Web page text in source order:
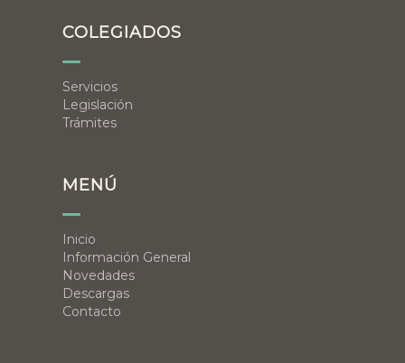
COLEGIADOS
Servicios
Legislación
Trámites
MENÚ
Inicio
Información General
Novedades
Descargas
Contacto